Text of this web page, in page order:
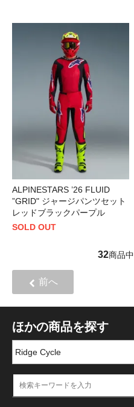
ALPINESTARS ’26 FLUID
”GRID" ジャージパンツセット
レッドブラックパープル
SOLD OUT
32商品中
前へ
ほかの商品を探す